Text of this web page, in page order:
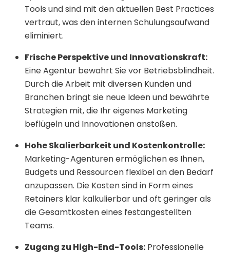
Tools und sind mit den aktuellen Best Practices
vertraut, was den internen Schulungsaufwand
eliminiert.
Frische Perspektive und Innovationskraft:
Eine Agentur bewahrt Sie vor Betriebsblindheit.
Durch die Arbeit mit diversen Kunden und
Branchen bringt sie neue Ideen und bewährte
Strategien mit, die Ihr eigenes Marketing
beflügeln und Innovationen anstoßen.
Hohe Skalierbarkeit und Kostenkontrolle:
Marketing-Agenturen ermöglichen es Ihnen,
Budgets und Ressourcen flexibel an den Bedarf
anzupassen. Die Kosten sind in Form eines
Retainers klar kalkulierbar und oft geringer als
die Gesamtkosten eines festangestellten
Teams.
Zugang zu High-End-Tools: Professionelle